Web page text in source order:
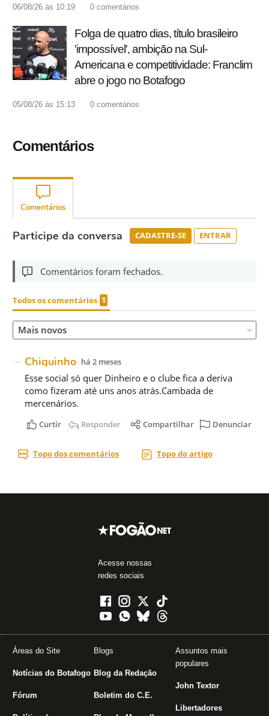
06/08/26 às 10:19 0 comentários
Folga de quatro dias, título brasileiro
'impossível', ambição na Sul-
Americana e competitividade: Franclim
abre o jogo no Botafogo
05/08/26 às 15:13 0 comentários
Comentários
Acesse nossas
redes sociais
Áreas do Site
Notícias do Botafogo
Fórum
Blogs
Blog da Redação
Boletim do C.E.
Assuntos mais
populares
John Textor
Libertadores